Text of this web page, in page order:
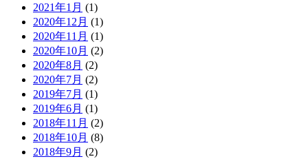
2021年1月 (1)
2020年12月 (1)
2020年11月 (1)
2020年10月 (2)
2020年8月 (2)
2020年7月 (2)
2019年7月 (1)
2019年6月 (1)
2018年11月 (2)
2018年10月 (8)
2018年9月 (2)